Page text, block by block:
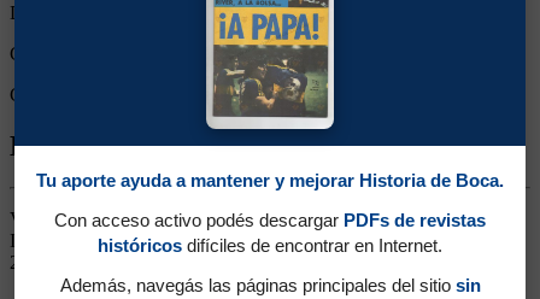
Derrotas:
Goles de Boca:
Goles rivales:
Biografía de Franco Sebastián Cristaldo
Volante. Ganó un título (Campeonato 2015). Surgido de las
Inferiores. Siguió su carrera en Elche de España a comienzos de
2016
Tu aporte ayuda a mantener y mejorar Historia de Boca.
Con acceso activo podés descargar PDFs de revistas
históricos difíciles de encontrar en Internet.
Además, navegás las páginas principales del sitio sin